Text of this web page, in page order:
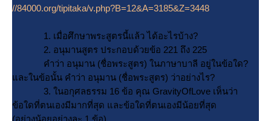
//84000.org/tipitaka/v.php?B=12&A=3185&Z=3448
1. เมื่อศึกษาพระสูตรนี้แล้ว ได้อะไรบ้าง?
2. อนุมานสูตร ประกอบด้วยข้อ 221 ถึง 225
คำว่า อนุมาน (ชื่อพระสูตร) ในภาษาบาลี อยู่ในข้อใด?
ละในข้อนั้น คำว่า อนุมาน (ชื่อพระสูตร) ว่าอย่างไร?
3. ในอกุศลธรรม 16 ข้อ คุณ GravityOfLove เห็นว่า
ข้อใดที่ตนเองมีมากที่สุด และข้อใดที่ตนเองมีน้อยที่สุด
(อย่างน้อยอย่างละ 1 ข้อ)